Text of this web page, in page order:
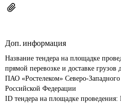
Доп. информация
Название тендера на площадке
прямой перевозке и доставке грузов
ПАО «Ростелеком» Северо-Западного
Российской Федерации
ID тендера на площадке проведения: